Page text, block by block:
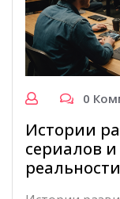
0
Истории
сериалов